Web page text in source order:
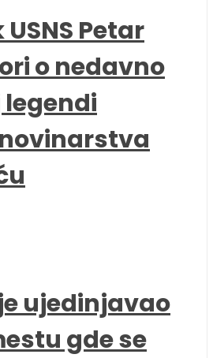
Petar
o nedavno
ujedinjavao
gde se